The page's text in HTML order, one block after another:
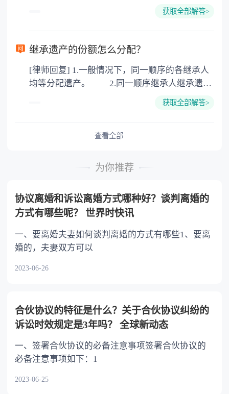
下都是不需要公证的，当然，如果需要公正的也
以防对财产继承发生纠纷，可以对遗产继承进行
公证。
获取全部解答>
继承遗产的份额怎么分配？
[律师回复] 1.一般情况下，同一顺序的各继承人
均等分配遗产。 2.同一顺序继承人继承遗产
或者与被继承人共同生活的继承人，分配遗产
的继承人，不尽扶养义务的，分配遗产时，应当
获取全部解答>
查看全部
为你推荐
协议离婚和诉讼离婚方式哪种好？谈判离婚的
方式有哪些呢？ 世界时快讯
一、要离婚夫妻如何谈判离婚的方式有哪些1、要离
婚的，夫妻双方可以
2023-06-26
合伙协议的特征是什么？关于合伙协议纠纷的
诉讼时效规定是3年吗？ 全球新动态
一、签署合伙协议的必备注意事项签署合伙协议的
必备注意事项如下：1
2023-06-25